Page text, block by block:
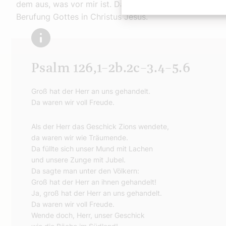
dem aus, was vor mir ist. Das Ziel vor Augen, jage ich
Berufung Gottes in Christus Jesus.
Psalm 126,1–2b.2c–3.4–5.6
Groß hat der Herr an uns gehandelt.
Da waren wir voll Freude.
Als der Herr das Geschick Zions wendete,
da waren wir wie Träumende.
Da füllte sich unser Mund mit Lachen
und unsere Zunge mit Jubel.
Da sagte man unter den Völkern:
Groß hat der Herr an ihnen gehandelt!
Ja, groß hat der Herr an uns gehandelt.
Da waren wir voll Freude.
Wende doch, Herr, unser Geschick